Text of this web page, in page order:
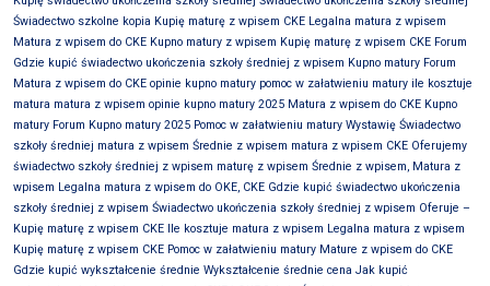
Świadectwo szkolne kopia Kupię maturę z wpisem CKE Legalna matura z wpisem
Matura z wpisem do CKE Kupno matury z wpisem Kupię maturę z wpisem CKE Forum
Gdzie kupić świadectwo ukończenia szkoły średniej z wpisem Kupno matury Forum
Matura z wpisem do CKE opinie kupno matury pomoc w załatwieniu matury ile kosztuje
matura matura z wpisem opinie kupno matury 2025 Matura z wpisem do CKE Kupno
matury Forum Kupno matury 2025 Pomoc w załatwieniu matury Wystawię Świadectwo
szkoły średniej matura z wpisem Średnie z wpisem matura z wpisem CKE Oferujemy
świadectwo szkoły średniej z wpisem maturę z wpisem Średnie z wpisem, Matura z
wpisem Legalna matura z wpisem do OKE, CKE Gdzie kupić świadectwo ukończenia
szkoły średniej z wpisem Świadectwo ukończenia szkoły średniej z wpisem Oferuje –
Kupię maturę z wpisem CKE Ile kosztuje matura z wpisem Legalna matura z wpisem
Kupię maturę z wpisem CKE Pomoc w załatwieniu matury Mature z wpisem do CKE
Gdzie kupić wykształcenie średnie Wykształcenie średnie cena Jak kupić